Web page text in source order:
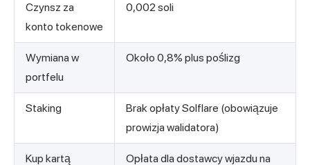
Czynsz za
konto tokenowe
0,002 soli
Wymiana w
portfelu
Około 0,8% plus poślizg
Staking
Brak opłaty Solflare (obowiązuje
prowizja walidatora)
Kup kartą
Opłata dla dostawcy wjazdu na